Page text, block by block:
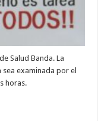
Salud Banda. La
examinada por el
horas.